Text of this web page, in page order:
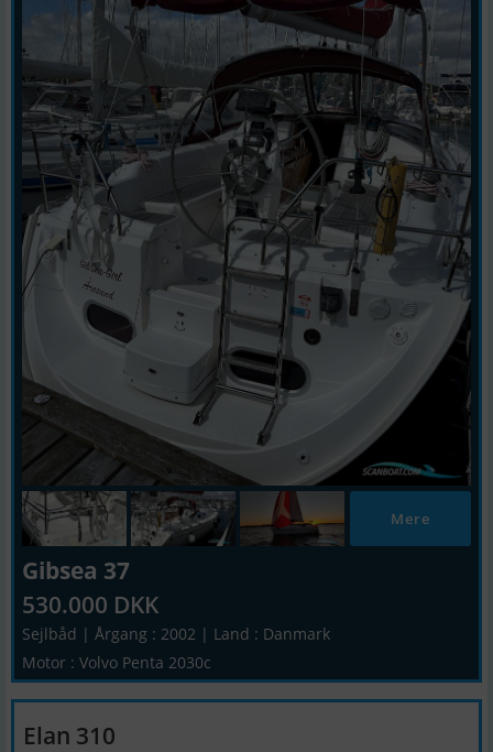
Mere
Gibsea 37
530.000 DKK
Sejlbåd | Årgang : 2002 | Land : Danmark
Motor : Volvo Penta 2030c
Elan 310